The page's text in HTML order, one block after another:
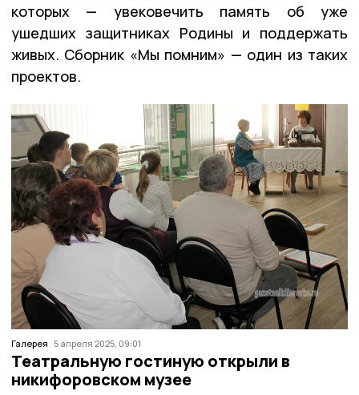
которых — увековечить память об уже
ушедших защитниках Родины и поддержать
живых. Сборник «Мы помним» — один из таких
проектов.
Галерея 5 апреля 2025, 09:01
Театральную гостиную открыли в
никифоровском музее